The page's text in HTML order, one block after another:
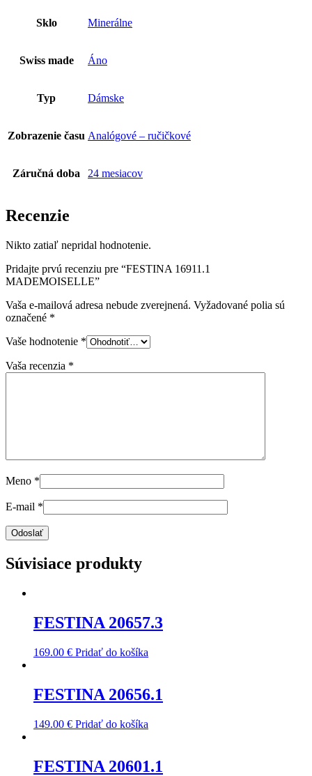
Sklo Minerálne
Swiss made Áno
Typ Dámske
Zobrazenie času Analógové – ručičkové
Záručná doba 24 mesiacov
Recenzie
Nikto zatiaľ nepridal hodnotenie.
Pridajte prvú recenziu pre “FESTINA 16911.1
MADEMOISELLE”
Vaša e-mailová adresa nebude zverejnená. Vyžadované polia sú
označené *
Vaše hodnotenie *
Vaša recenzia *
Meno *
E-mail *
Súvisiace produkty
FESTINA 20657.3
169.00 € Pridať do košíka
FESTINA 20656.1
149.00 € Pridať do košíka
FESTINA 20601.1